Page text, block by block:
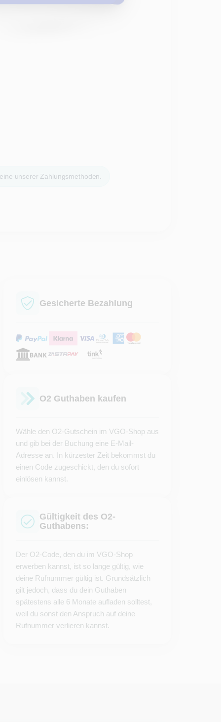
unserer Zahlungsmethoden.
Gesicherte Bezahlung
O2 Guthaben kaufen
Wähle den O2-Gutschein im VGO-Shop aus
und gib bei der Buchung eine E-Mail-
Adresse an. In kürzester Zeit bekommst du
einen Code zugeschickt, den du sofort
einlösen kannst.
Gültigkeit des O2-
Guthabens:
Der O2-Code, den du im VGO-Shop
erwerben kannst, ist so lange gültig, wie
deine Rufnummer gültig ist. Grundsätzlich
gilt jedoch, dass du dein Guthaben
spätestens alle 6 Monate aufladen solltest,
weil du sonst den Anspruch auf deine
Rufnummer verlieren kannst.